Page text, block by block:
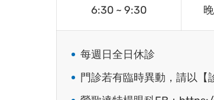
6:30 ~ 9:30
每週日全日休診
門診若有臨時異動，請以【